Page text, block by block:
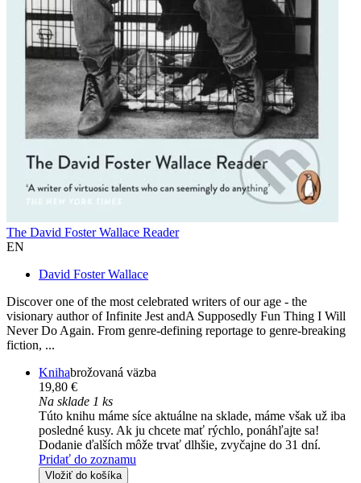
The David Foster Wallace Reader
EN
David Foster Wallace
Discover one of the most celebrated writers of our age - the
visionary author of Infinite Jest andA Supposedly Fun Thing I Will
Never Do Again. From genre-defining reportage to genre-breaking
fiction, ...
Knihabrožovaná väzba
19,80 €
Na sklade 1 ks
Túto knihu máme síce aktuálne na sklade, máme však už iba
posledné kusy. Ak ju chcete mať rýchlo, ponáhľajte sa!
Dodanie ďalších môže trvať dlhšie, zvyčajne do 31 dní.
Pridať do zoznamu
Vložiť do košíka